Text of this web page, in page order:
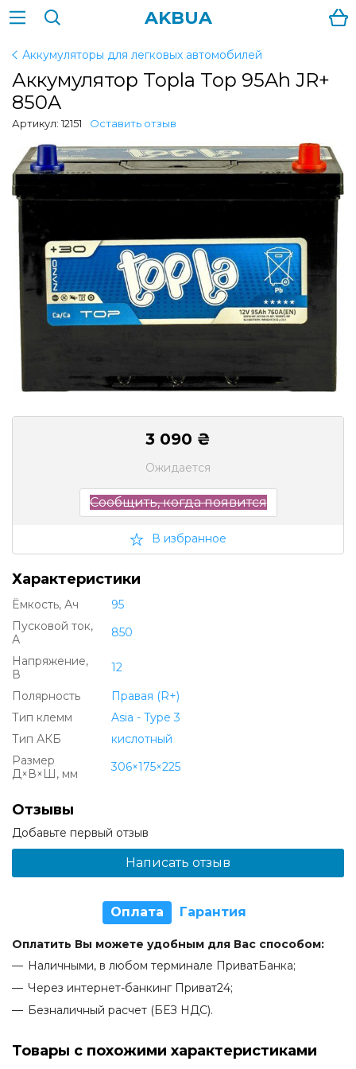
Аккумуляторы для легковых автомобилей
Аккумулятор Topla Top 95Ah JR+
850A
Артикул: 12151 Оставить отзыв
3 090 ₴
Ожидается
Сообщить, когда появится
В избранное
Характеристики
Ëмкость, Ач
95
Пусковой ток,
А
850
Напряжение,
В
12
Полярность
Правая (R+)
Тип клемм
Asia - Type 3
Тип АКБ
кислотный
Размер
Д×В×Ш, мм
306×175×225
Отзывы
Добавьте первый отзыв
Написать отзыв
Оплата Гарантия
Оплатить Вы можете удобным для Вас способом:
Наличными, в любом терминале ПриватБанка;
Через интернет-банкинг Приват24;
Безналичный расчет (БЕЗ НДС).
Товары с похожими характеристиками
AKBUA